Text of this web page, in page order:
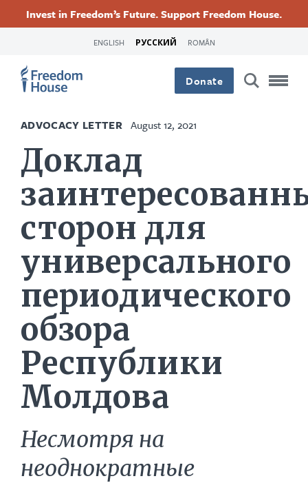
Invest in Freedom’s Future. Support Freedom House.
ENGLISH РУССКИЙ ROMÂN
Donate
ADVOCACY LETTER August 12, 2021
Доклад
сторон для
универсального
периодического
обзора
Республики
Молдова
Несмотря на
неоднократные
Footer
Main
Menu
Footer
Social
Menu
FacebookTwitterInstagramThreads
Footer